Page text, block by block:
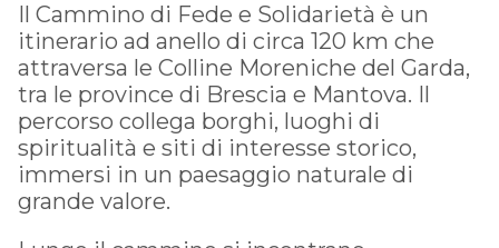
Il Cammino di Fede e Solidarietà è un
itinerario ad anello di circa 120 km che
attraversa le Colline Moreniche del Garda,
tra le province di Brescia e Mantova. Il
percorso collega borghi, luoghi di
spiritualità e siti di interesse storico,
immersi in un paesaggio naturale di
grande valore.